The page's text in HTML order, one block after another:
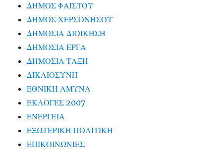
ΔΗΜΟΣ ΦΑΙΣΤΟΥ
ΔΗΜΟΣ ΧΕΡΣΟΝΗΣΟΥ
ΔΗΜΟΣΙΑ ΔΙΟΙΚΗΣΗ
ΔΗΜΟΣΙΑ ΕΡΓΑ
ΔΗΜΟΣΙΑ ΤΑΞΗ
ΔΙΚΑΙΟΣΥΝΗ
ΕΘΝΙΚΗ ΑΜΥΝΑ
ΕΚΛΟΓΕΣ 2007
ΕΝΕΡΓΕΙΑ
ΕΞΩΤΕΡΙΚΗ ΠΟΛΙΤΙΚΗ
ΕΠΙΚΟΙΝΩΝΙΕΣ